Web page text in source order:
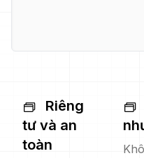
Riêng
tư và an
toàn